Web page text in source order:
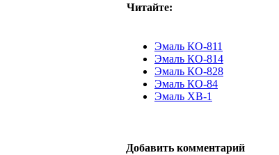
Читайте:
Эмаль КО-811
Эмаль КО-814
Эмаль КО-828
Эмаль КО-84
Эмаль ХВ-1
Добавить комментарий